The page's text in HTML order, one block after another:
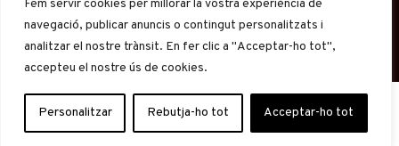
Fem servir cookies per millorar la vostra experiència de
navegació, publicar anuncis o contingut personalitzats i
analitzar el nostre trànsit. En fer clic a "Acceptar-ho tot",
accepteu el nostre ús de cookies.
Personalitzar Rebutja-ho tot Acceptar-ho tot
r
m
t
agost
i
festius).